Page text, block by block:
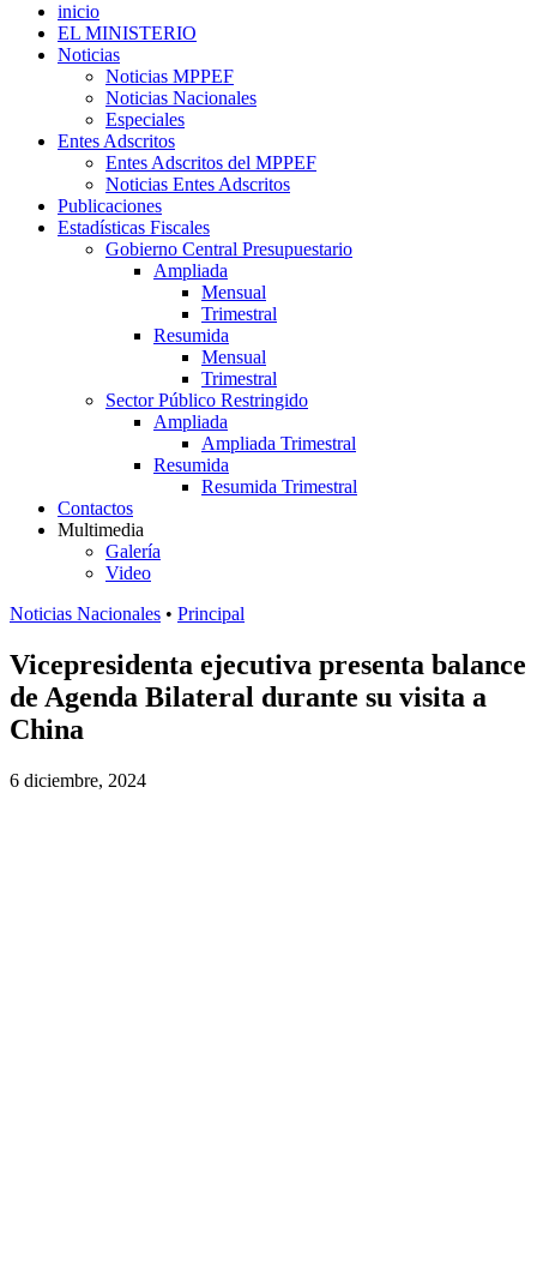
inicio
EL MINISTERIO
Noticias
Noticias MPPEF
Noticias Nacionales
Especiales
Entes Adscritos
Entes Adscritos del MPPEF
Noticias Entes Adscritos
Publicaciones
Estadísticas Fiscales
Gobierno Central Presupuestario
Ampliada
Mensual
Trimestral
Resumida
Mensual
Trimestral
Sector Público Restringido
Ampliada
Ampliada Trimestral
Resumida
Resumida Trimestral
Contactos
Multimedia
Galería
Video
Noticias Nacionales • Principal
Vicepresidenta ejecutiva presenta balance
de Agenda Bilateral durante su visita a
China
6 diciembre, 2024